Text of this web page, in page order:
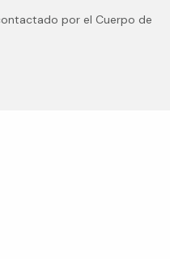
por el Cuerpo de